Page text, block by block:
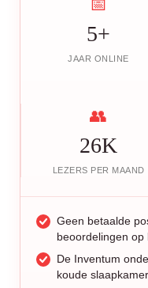
📅
5+
JAAR ONLINE
👥
26K
LEZERS PER MAAND
Geen betaalde
beoordelingen
De Inventum
koude